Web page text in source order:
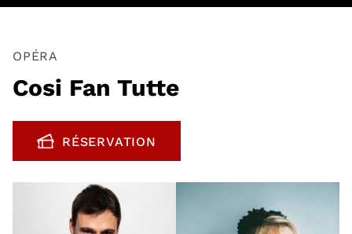
OPÉRA
Cosi Fan Tutte
RÉSERVATION
, OUVRE UNE NOUVELLE FENÊTRE